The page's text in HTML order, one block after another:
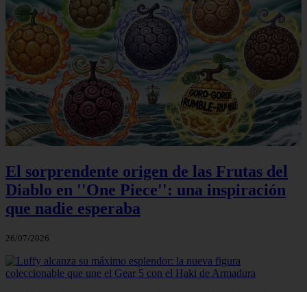
El sorprendente origen de las Frutas del
Diablo en ''One Piece'': una inspiración
que nadie esperaba
26/07/2026